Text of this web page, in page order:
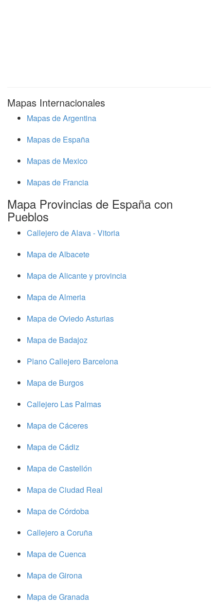
Mapas Internacionales
Mapas de Argentina
Mapas de España
Mapas de Mexico
Mapas de Francia
Mapa Provincias de España con
Pueblos
Callejero de Alava - Vitoria
Mapa de Albacete
Mapa de Alicante y provincia
Mapa de Almeria
Mapa de Oviedo Asturias
Mapa de Badajoz
Plano Callejero Barcelona
Mapa de Burgos
Callejero Las Palmas
Mapa de Cáceres
Mapa de Cádiz
Mapa de Castellón
Mapa de Ciudad Real
Mapa de Córdoba
Callejero a Coruña
Mapa de Cuenca
Mapa de Girona
Mapa de Granada